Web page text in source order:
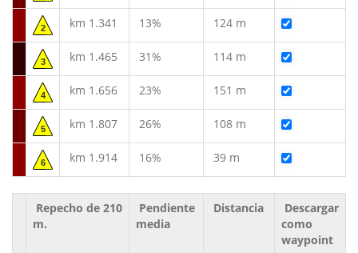
2 km 1.341 13% 124 m
3 km 1.465 31% 114 m
4 km 1.656 23% 151 m
5 km 1.807 26% 108 m
6 km 1.914 16% 39 m
Repecho de 210
m.
Pendiente
media
Distancia
Descargar
como
waypoint